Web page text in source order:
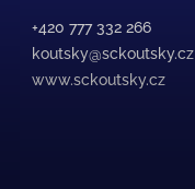
+420 777 332 266
koutsky@sckoutsky.cz
www.sckoutsky.cz